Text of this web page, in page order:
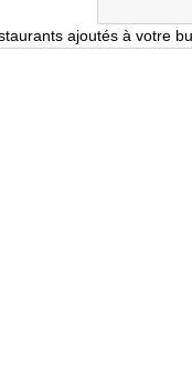
ajoutés à votre